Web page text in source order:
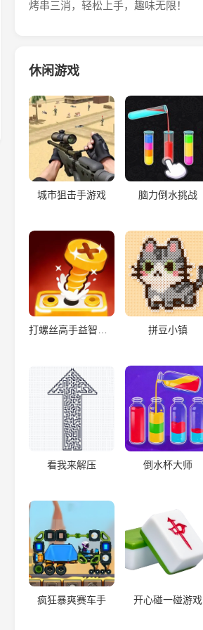
烤串三消，轻松上手，趣味无限！
休闲游戏
城市狙击手游戏 脑力倒水挑战
拼豆小镇
看我来解压 倒水杯大师
疯狂暴爽赛车手 开心碰一碰游戏